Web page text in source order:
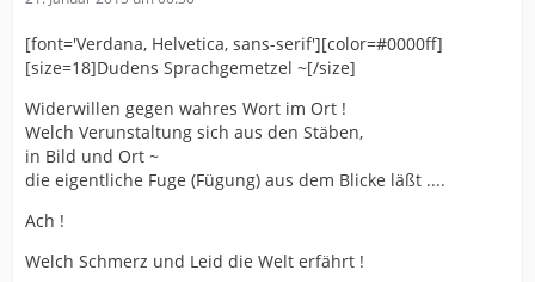
[font='Verdana, Helvetica, sans-serif'][color=#0000ff]
[size=18]Dudens Sprachgemetzel ~[/size]
Widerwillen gegen wahres Wort im Ort !
Welch Verunstaltung sich aus den Stäben,
in Bild und Ort ~
die eigentliche Fuge (Fügung) aus dem Blicke läßt ....
Ach !
Welch Schmerz und Leid die Welt erfährt !